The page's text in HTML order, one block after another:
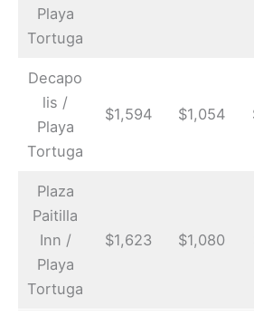
Playa
Tortuga
Decapo
lis /
Playa
Tortuga
$1,594 $1,054
Plaza
Paitilla
Inn /
Playa
Tortuga
$1,623 $1,080